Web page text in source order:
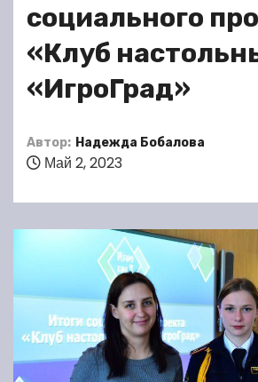
социального
«Клуб
«ИгроГрад»
Автор: Надежда Бобалова
Май 2, 2023